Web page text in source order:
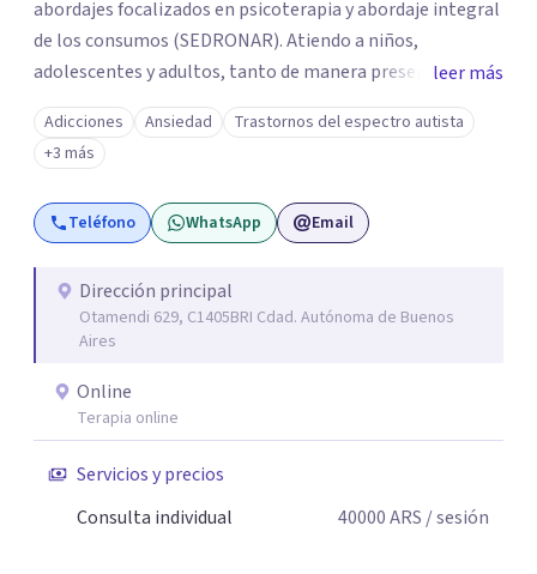
abordajes focalizados en psicoterapia y abordaje integral
de los consumos (SEDRONAR). Atiendo a niños,
adolescentes y adultos, tanto de manera presencial
como online. Trabajo con distintas problemáticas como
depresión, ataques de pánico, adicciones, trastornos
alimentarios, trastornos del espectro autista (TEA) y
otras situaciones que generan malestar. Entiendo que
cada persona llega con una historia única, por eso el
quien consulta.
leer más
Adicciones Ansiedad
Trastornos del espectro autista
+3 más
Teléfono WhatsApp Email
Dirección principal
Otamendi 629, C1405BRI Cdad. Autónoma de Buenos
Aires
Online
Terapia online
Servicios y precios
Consulta individual
40000ARS / sesión